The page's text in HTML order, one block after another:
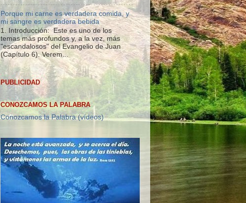
Porque mi carne es verdadera comida, y
mi sangre es verdadera bebida
1. Introducción: Este es uno de los
temas más profundos y, a la vez, más
"escandalosos" del Evangelio de Juan
(Capítulo 6). Verem...
PUBLICIDAD
CONOZCAMOS LA PALABRA
Conozcamos la Palabra (vídeos)